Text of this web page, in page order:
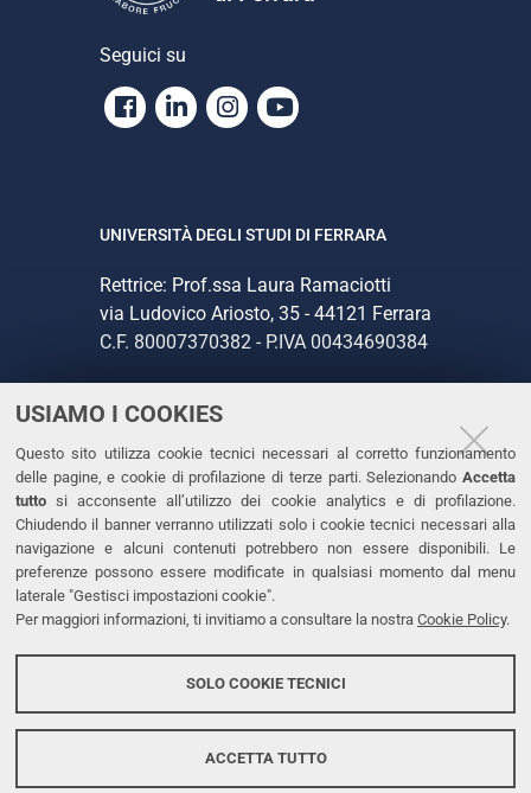
USIAMO I COOKIES
Questo sito utilizza cookie tecnici necessari al corretto funzionamento
delle pagine, e cookie di profilazione di terze parti. Selezionando Accetta
tutto si acconsente all’utilizzo dei cookie analytics e di profilazione.
Chiudendo il banner verranno utilizzati solo i cookie tecnici necessari alla
navigazione e alcuni contenuti potrebbero non essere disponibili. Le
preferenze possono essere modificate in qualsiasi momento dal menu
laterale "Gestisci impostazioni cookie".
Per maggiori informazioni, ti invitiamo a consultare la nostra Cookie Policy.
SOLO COOKIE TECNICI
ACCETTA TUTTO
Seguici su
Facebook
LinkedinInstagram
Youtube
UNIVERSITÀ DEGLI STUDI DI FERRARA
Rettrice: Prof.ssa Laura Ramaciotti
via Ludovico Ariosto, 35 - 44121 Ferrara
C.F. 80007370382 - P.IVA 00434690384
CONTATTI
Tel. +39 0532 293111
Fax. +39 0532 293031
PEC
LINKS
Dichiarazione di accessibilità
Protezione dati personali